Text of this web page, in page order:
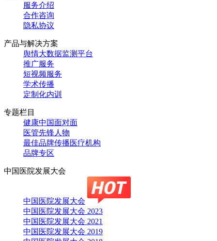
服务介绍
合作咨询
隐私协议
产品与解决方案
舆情大数据监测平台
推广服务
短视频服务
学术传播
定制化内训
专题栏目
健康中国面对面
医管先锋人物
最佳品牌传播医疗机构
品牌专区
中国医院发展大会
中国医院发展大会
中国医院发展大会 2023
中国医院发展大会 2021
中国医院发展大会 2019